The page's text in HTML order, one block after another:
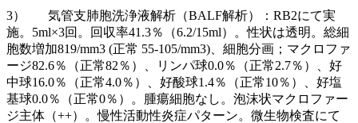
3） 気管支肺胞洗浄液解析（BALF解析）：RB2にて実
施。5ml×3回。回収率41.3％（6.2/15ml）。性状は透明。総細
胞数増加819/mm3 (正常 55-105/mm3)、細胞分画；マクロファ
ージ82.6％（正常82％）、リンパ球0.0％（正常2.7％）、好
中球16.0％（正常4.0％）、好酸球1.4％（正常10％）、好塩
基球0.0％（正常0％）。腫瘍細胞なし。泡沫状マクロファー
ジ主体（++）。慢性活動性炎症パターン。微生物検査にて